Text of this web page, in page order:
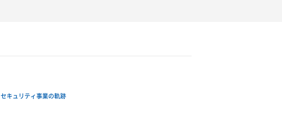
セキュリティ事業の軌跡